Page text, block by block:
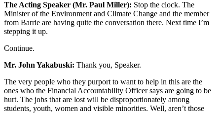
The Acting Speaker (Mr. Paul Miller): Stop the clock. The
Minister of the Environment and Climate Change and the member
from Barrie are having quite the conversation there. Next time I’m
stepping it up.
Continue.
Mr. John Yakabuski: Thank you, Speaker.
The very people who they purport to want to help in this are the
ones who the Financial Accountability Officer says are going to be
hurt. The jobs that are lost will be disproportionately among
students, youth, women and visible minorities. Well, aren’t those